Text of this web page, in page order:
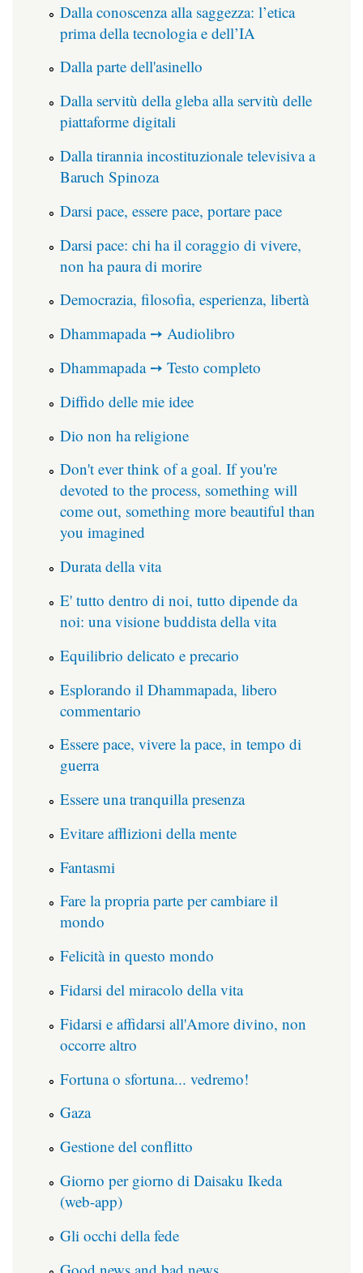
Dalla conoscenza alla saggezza: l’etica
prima della tecnologia e dell’IA
Dalla parte dell'asinello
Dalla servitù della gleba alla servitù delle
piattaforme digitali
Dalla tirannia incostituzionale televisiva a
Baruch Spinoza
Darsi pace, essere pace, portare pace
Darsi pace: chi ha il coraggio di vivere,
non ha paura di morire
Democrazia, filosofia, esperienza, libertà
Dhammapada ➙ Audiolibro
Dhammapada ➙ Testo completo
Diffido delle mie idee
Dio non ha religione
Don't ever think of a goal. If you're
devoted to the process, something will
come out, something more beautiful than
you imagined
Durata della vita
E' tutto dentro di noi, tutto dipende da
noi: una visione buddista della vita
Equilibrio delicato e precario
Esplorando il Dhammapada, libero
commentario
Essere pace, vivere la pace, in tempo di
guerra
Essere una tranquilla presenza
Evitare afflizioni della mente
Fantasmi
Fare la propria parte per cambiare il
mondo
Felicità in questo mondo
Fidarsi del miracolo della vita
Fidarsi e affidarsi all'Amore divino, non
occorre altro
Fortuna o sfortuna... vedremo!
Gaza
Gestione del conflitto
Giorno per giorno di Daisaku Ikeda
(web-app)
Gli occhi della fede